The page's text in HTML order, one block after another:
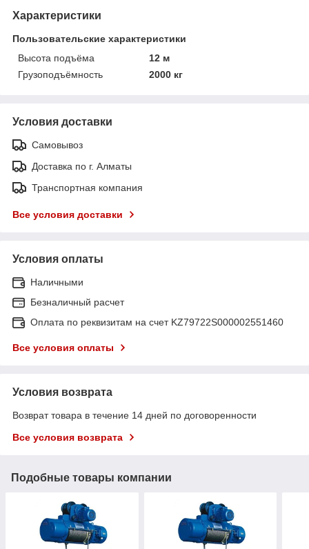
Характеристики
Пользовательские характеристики
Высота подъёма
12 м
Грузоподъёмность
2000 кг
Условия доставки
Самовывоз
Доставка по г. Алматы
Транспортная компания
Все условия доставки
Условия оплаты
Наличными
Безналичный расчет
Оплата по реквизитам на счет KZ79722S000002551460
Все условия оплаты
Условия возврата
Возврат товара в течение 14 дней по договоренности
Все условия возврата
Подобные товары компании